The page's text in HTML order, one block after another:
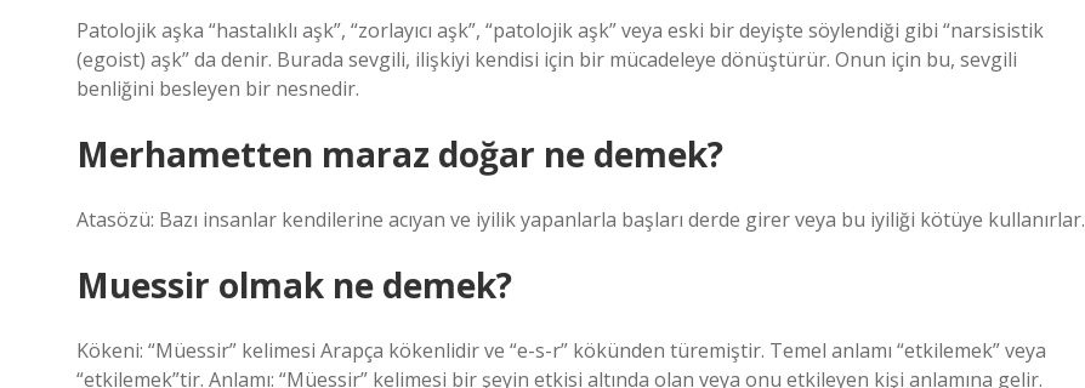
Patolojik aşka “hastalıklı aşk”, “zorlayıcı aşk”, “patolojik aşk” veya eski bir deyişte söylendiği gibi “narsisistik
(egoist) aşk” da denir. Burada sevgili, ilişkiyi kendisi için bir mücadeleye dönüştürür. Onun için bu, sevgili
benliğini besleyen bir nesnedir.
Merhametten maraz doğar ne demek?
Atasözü: Bazı insanlar kendilerine acıyan ve iyilik yapanlarla başları derde girer veya bu iyiliği kötüye kullanırlar.
Muessir olmak ne demek?
Kökeni: “Müessir” kelimesi Arapça kökenlidir ve “e-s-r” kökünden türemiştir. Temel anlamı “etkilemek” veya
“etkilemek”tir. Anlamı: “Müessir” kelimesi bir şeyin etkisi altında olan veya onu etkileyen kişi anlamına gelir.